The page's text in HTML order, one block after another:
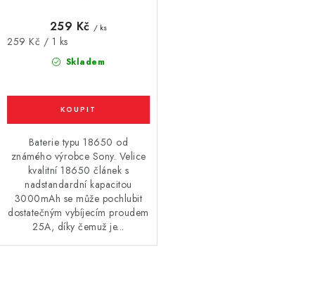
Skladem
259 Kč / ks
Měrná
259 Kč / 1 ks
Baterie typu 18650 od
známého výrobce Sony. Velice
kvalitní 18650 článek s
nadstandardní kapacitou
3000mAh se může pochlubit
dostatečným vybíjecím proudem
25A, díky čemuž je...